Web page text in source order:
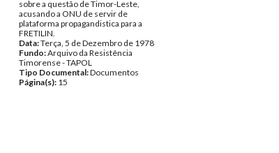
sobre a questão de Timor-Leste,
acusando a ONU de servir de
plataforma propagandistica para a
FRETILIN.
Data:Terça, 5 de Dezembro de 1978
Fundo:Arquivo da Resistência
Timorense - TAPOL
Tipo Documental:Documentos
Página(s): 15